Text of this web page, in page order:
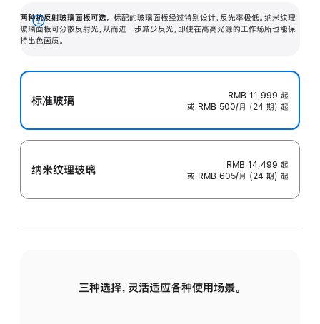
两种抗反射玻璃面板可选。 标配的玻璃面板经过特别设计，反光率极低。纳米纹理
玻璃面板可分散反射光，从而进一步减少反光，即使在高亮光源的工作场所也能保
持出色画质。
展
开
标准玻璃 RMB 11,999 起
或 RMB 500/月 (24 期) 起
纳米纹理玻璃 RMB 14,499 起
或 RMB 605/月 (24 期) 起
三种选择，灵活适应各种使用场景。